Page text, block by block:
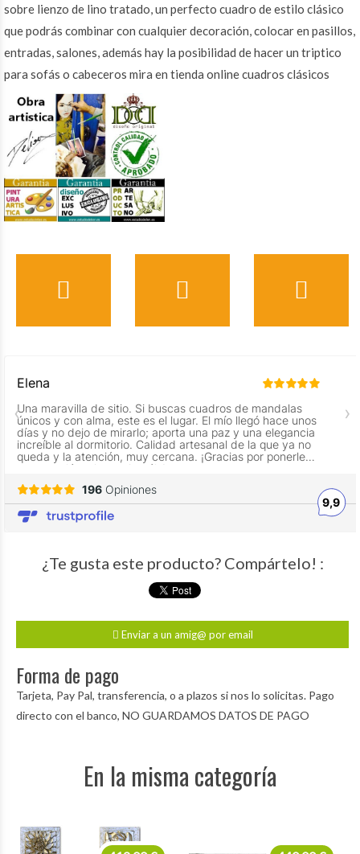
sobre lienzo de lino tratado, un perfecto cuadro de estilo clásico
que podrás combinar con cualquier decoración, colocar en pasillos,
entradas, salones, además hay la posibilidad de hacer un triptico
para sofás o cabeceros mira en tienda online cuadros clásicos
¿Te gusta este producto? Compártelo! :
Enviar a un amig@ por email
Forma de pago
Tarjeta, Pay Pal, transferencia, o a plazos si nos lo solicitas. Pago
directo con el banco, NO GUARDAMOS DATOS DE PAGO
En la misma categoría